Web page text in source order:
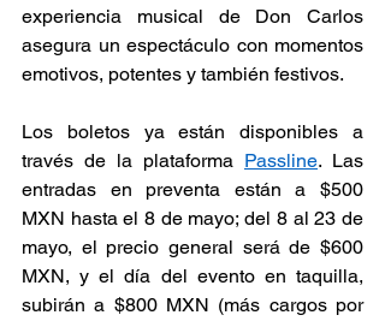
experiencia musical de Don Carlos
asegura un espectáculo con momentos
emotivos, potentes y también festivos.
Los boletos ya están disponibles a
través de la plataforma Passline. Las
entradas en preventa están a $500
MXN hasta el 8 de mayo; del 8 al 23 de
mayo, el precio general será de $600
MXN, y el día del evento en taquilla,
subirán a $800 MXN (más cargos por